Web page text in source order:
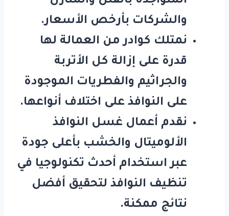
والشركات بأرخص الأسعار.
نمتلك كوادر من العمالة لها
قدرة على إزالة كل الأتربة
والجراثيم والفطريات الموجودة
على النوافذ على اختلاف أنواعها.
نقدم أعمال غسل النوافذ
الألوميتال والخشب بأعلى جودة
عبر استخدام أحدث تكنولوجيا في
تنظيف النوافذ لتحقيق أفضل
نتائج ممكنة.